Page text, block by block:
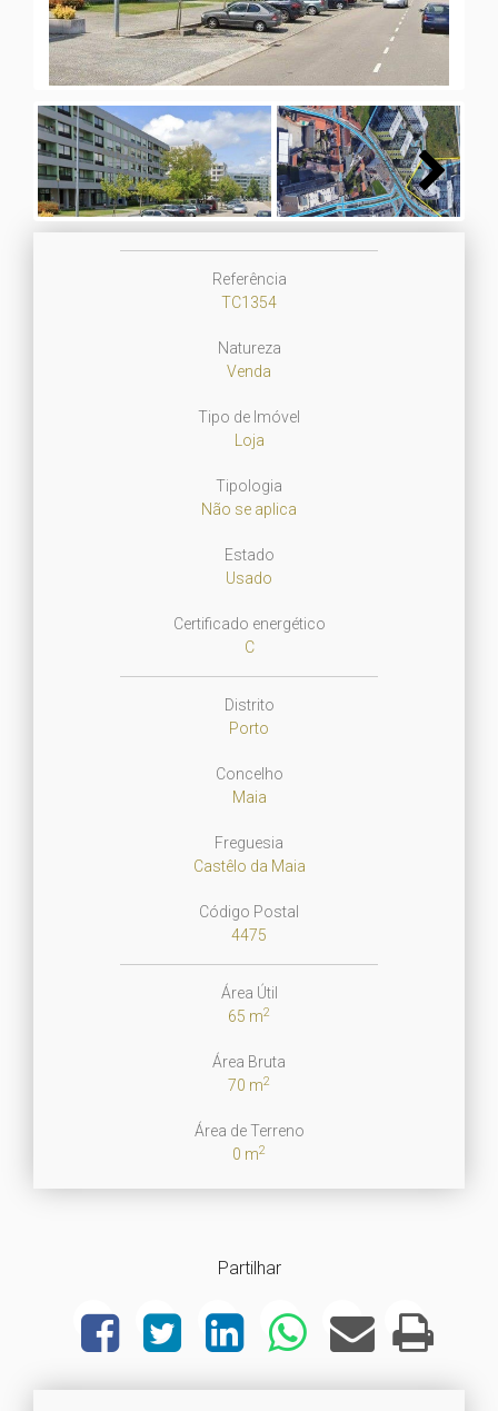
Next
Referência
TC1354
Natureza
Venda
Tipo de Imóvel
Loja
Tipologia
Não se aplica
Estado
Usado
Certificado energético
C
Distrito
Porto
Concelho
Maia
Freguesia
Castêlo da Maia
Código Postal
4475
Área Útil
65 m2
Área Bruta
70 m2
Área de Terreno
0 m2
Partilhar